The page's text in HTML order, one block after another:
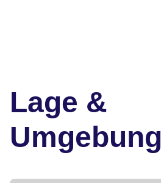
Lage &
Umgebung